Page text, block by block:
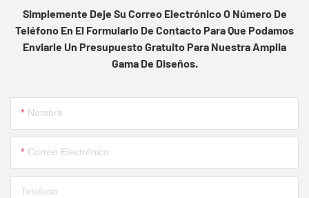
Simplemente Deje Su Correo Electrónico O Número De
Teléfono En El Formulario De Contacto Para Que Podamos
Enviarle Un Presupuesto Gratuito Para Nuestra Amplia
Gama De Diseños.
Nombre
Correo Electrónico
Teléfono